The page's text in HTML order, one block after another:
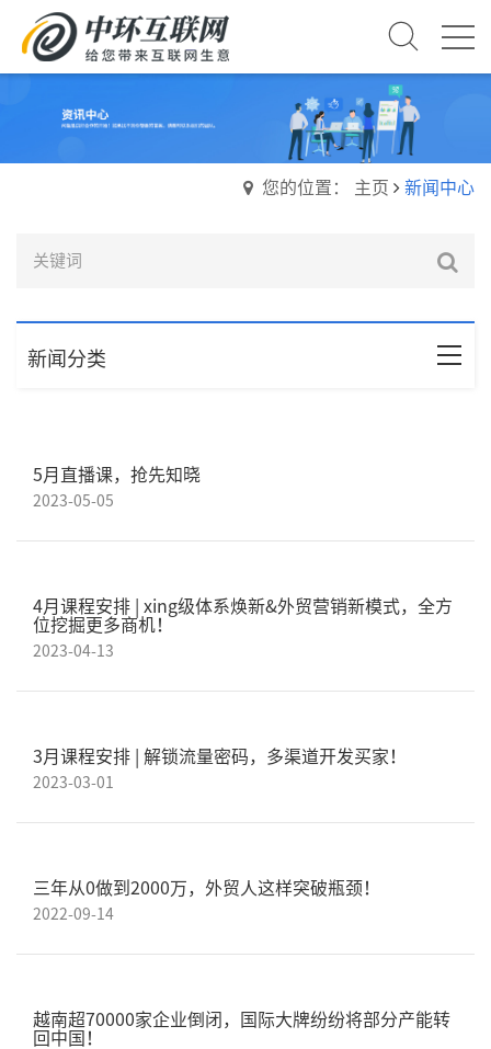
您的位置： 主页 新闻中心
新闻分类
5月直播课，抢先知晓
2023-05-05
4月课程安排 | xing级体系焕新&外贸营销新模式，全方
位挖掘更多商机！
2023-04-13
3月课程安排 | 解锁流量密码，多渠道开发买家！
2023-03-01
三年从0做到2000万，外贸人这样突破瓶颈！
2022-09-14
越南超70000家企业倒闭，国际大牌纷纷将部分产能转
回中国！